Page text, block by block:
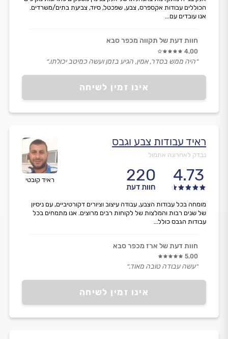
אינו זמין לשיחה
הכוללים עבודות אקספרס, צבע, שפכטל, סיוד, צביעת בתים/משרדים.
אנו עובדים עם...
חוות דעת של תקווה מכפר סבא
4.00
״היה ממש בסדר, אמין, הגיע בזמן ועשה כמיטב יכולתו.״
ראיד קובטי
ראיד עבודות צבע וגבס
נבדק לאחרונה אתמול
4.73
220
חוות דעת
אינו זמין לשיחה
מומחה בכל עבודות הצבע, עבודה עיצוב וציורים דקורטיביים, עם ניסיון
של שנים רבות והמלצות של לקוחות רבים מרוצים. אנו מתמחים בכל
עבודות הגבס כולל...
חוות דעת של ארז מכפר סבא
5.00
״עשה עבודה טובה מאוד.״